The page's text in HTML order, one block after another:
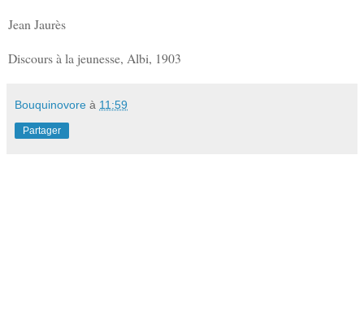
Jean Jaurès
Discours à la jeunesse, Albi, 1903
Bouquinovore à 11:59
Partager